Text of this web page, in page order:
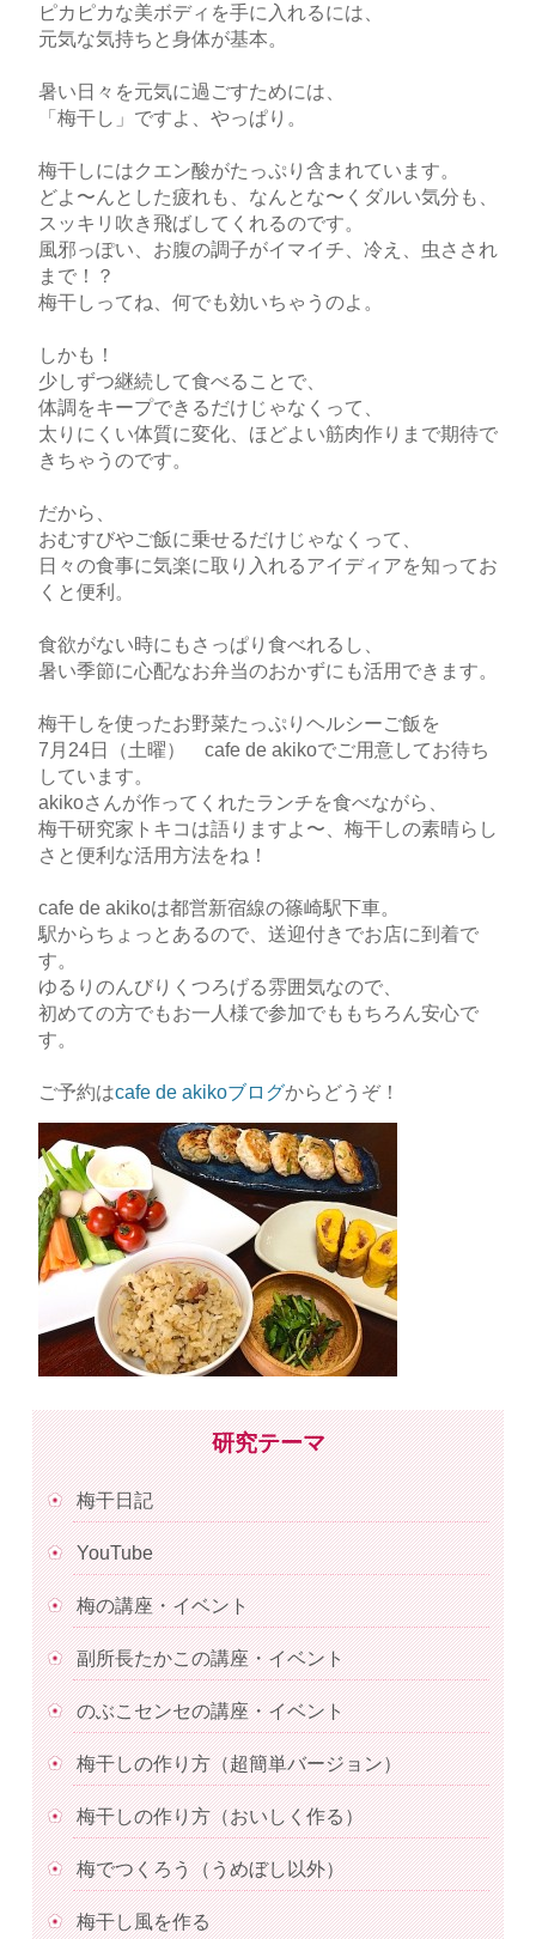
ピカピカな美ボディを手に入れるには、
元気な気持ちと身体が基本。
暑い日々を元気に過ごすためには、
「梅干し」ですよ、やっぱり。
梅干しにはクエン酸がたっぷり含まれています。
どよ〜んとした疲れも、なんとな〜くダルい気分も、
スッキリ吹き飛ばしてくれるのです。
風邪っぽい、お腹の調子がイマイチ、冷え、虫さされ
まで！？
梅干しってね、何でも効いちゃうのよ。
しかも！
少しずつ継続して食べることで、
体調をキープできるだけじゃなくって、
太りにくい体質に変化、ほどよい筋肉作りまで期待で
きちゃうのです。
だから、
おむすびやご飯に乗せるだけじゃなくって、
日々の食事に気楽に取り入れるアイディアを知ってお
くと便利。
食欲がない時にもさっぱり食べれるし、
暑い季節に心配なお弁当のおかずにも活用できます。
梅干しを使ったお野菜たっぷりヘルシーご飯を
7月24日（土曜） cafe de akikoでご用意してお待ち
しています。
akikoさんが作ってくれたランチを食べながら、
梅干研究家トキコは語りますよ〜、梅干しの素晴らし
さと便利な活用方法をね！
cafe de akikoは都営新宿線の篠崎駅下車。
駅からちょっとあるので、送迎付きでお店に到着で
す。
ゆるりのんびりくつろげる雰囲気なので、
初めての方でもお一人様で参加でももちろん安心で
す。
ご予約はcafe de akikoブログからどうぞ！
研究テーマ
梅干日記
YouTube
梅の講座・イベント
副所長たかこの講座・イベント
のぶこセンセの講座・イベント
梅干しの作り方（超簡単バージョン）
梅干しの作り方（おいしく作る）
梅でつくろう（うめぼし以外）
梅干し風を作る